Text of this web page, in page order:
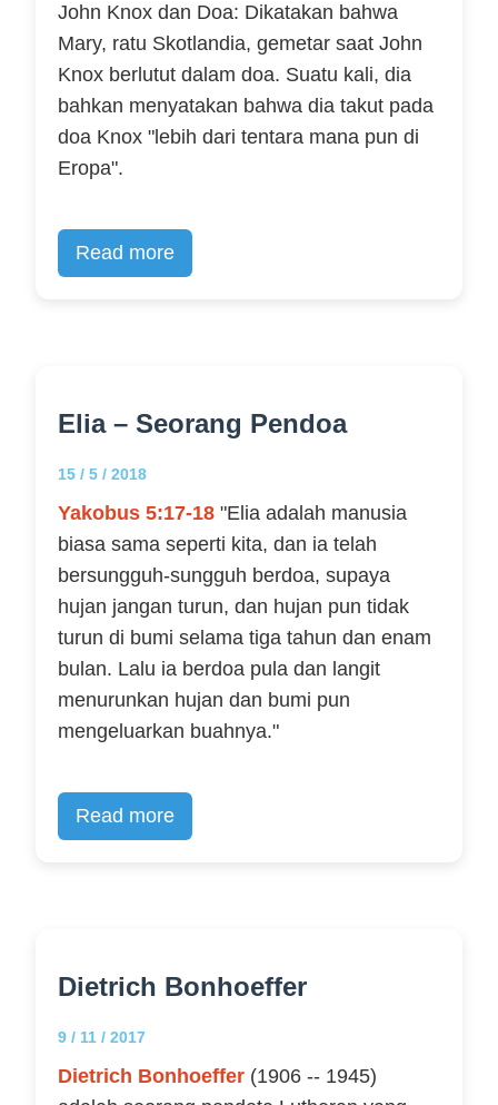
John Knox dan Doa: Dikatakan bahwa
Mary, ratu Skotlandia, gemetar saat John
Knox berlutut dalam doa. Suatu kali, dia
bahkan menyatakan bahwa dia takut pada
doa Knox "lebih dari tentara mana pun di
Eropa".
Read more
Elia – Seorang Pendoa
15 / 5 / 2018
Yakobus 5:17-18 "Elia adalah manusia
biasa sama seperti kita, dan ia telah
bersungguh-sungguh berdoa, supaya
hujan jangan turun, dan hujan pun tidak
turun di bumi selama tiga tahun dan enam
bulan. Lalu ia berdoa pula dan langit
menurunkan hujan dan bumi pun
mengeluarkan buahnya."
Read more
Dietrich Bonhoeffer
9 / 11 / 2017
Dietrich Bonhoeffer (1906 -- 1945)